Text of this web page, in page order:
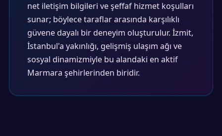
net iletişim bilgileri ve şeffaf hizmet koşulları
sunar; böylece taraflar arasında karşılıklı
güvene dayalı bir deneyim oluşturulur. İzmit,
İstanbul'a yakınlığı, gelişmiş ulaşım ağı ve
sosyal dinamizmiyle bu alandaki en aktif
Marmara şehirlerinden biridir.